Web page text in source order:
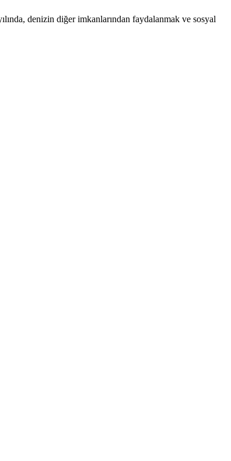
denizin diğer imkanlarından faydalanmak ve sosyal